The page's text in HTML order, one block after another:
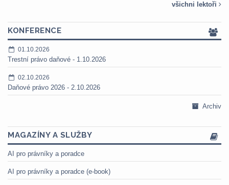
všichni lektoři
KONFERENCE
01.10.2026
Trestní právo daňové - 1.10.2026
02.10.2026
Daňové právo 2026 - 2.10.2026
Archiv
MAGAZÍNY A SLUŽBY
AI pro právníky a poradce
AI pro právníky a poradce (e-book)